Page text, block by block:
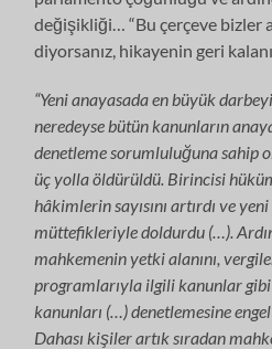
değişikliği… “Bu çerçeve bizler
diyorsanız, hikayenin geri
“Yeni anayasada en büyük
neredeyse bütün kanunların
denetleme sorumluluğuna sahip
üç yolla öldürüldü. Birincisi
hâkimlerin sayısını artırdı ve
müttefikleriyle doldurdu (…).
mahkemenin yetki alanını,
programlarıyla ilgili kanunlar
kanunları (…) denetlemesine
Dahası kişiler artık sıradan